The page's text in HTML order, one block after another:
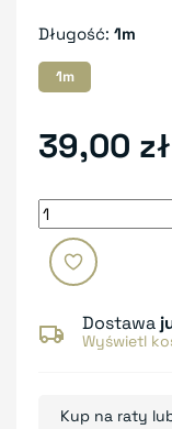
Długość: 1m
1m
39,00 zł
Dostawa
Wyświetl
Kup na raty